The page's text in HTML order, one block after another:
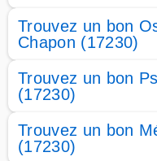
Trouvez un bon
Chapon (17230)
Trouvez un bon
(17230)
Trouvez un bon
(17230)